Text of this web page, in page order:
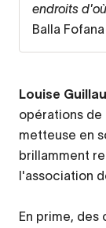
endroits
Balla Fofana
Louise
opérations de
metteuse en
brillamment
l'association
En prime,